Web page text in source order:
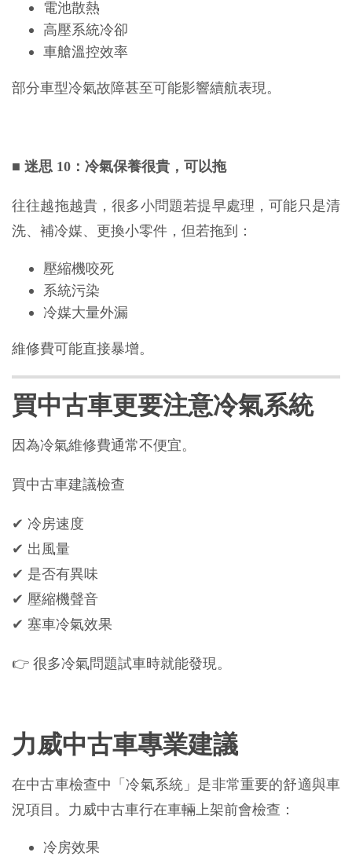
電池散熱
高壓系統冷卻
車艙溫控效率
部分車型冷氣故障甚至可能影響續航表現。
■ 迷思 10：冷氣保養很貴，可以拖
往往越拖越貴，很多小問題若提早處理，可能只是清
洗、補冷媒、更換小零件，但若拖到：
壓縮機咬死
系統污染
冷媒大量外漏
維修費可能直接暴增。
買中古車更要注意冷氣系統
因為冷氣維修費通常不便宜。
買中古車建議檢查
✔ 冷房速度
✔ 出風量
✔ 是否有異味
✔ 壓縮機聲音
✔ 塞車冷氣效果
👉 很多冷氣問題試車時就能發現。
力威中古車專業建議
在中古車檢查中「冷氣系統」是非常重要的舒適與車
況項目。力威中古車行在車輛上架前會檢查：
冷房效果